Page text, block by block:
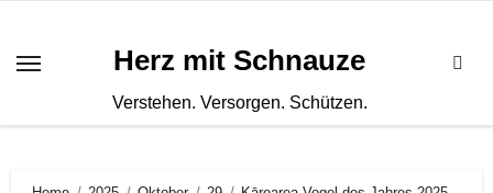
springen
Herz mit Schnauze
Verstehen. Versorgen. Schützen.